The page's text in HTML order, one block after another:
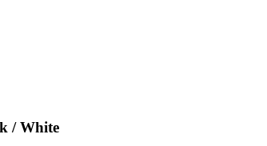
/ White